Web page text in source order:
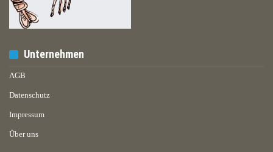
Unternehmen
AGB
Datenschutz
Impressum
Über uns